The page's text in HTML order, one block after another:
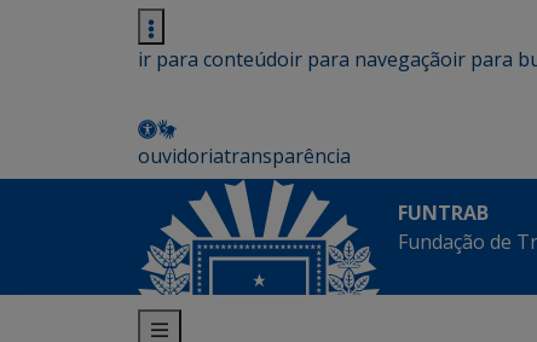
ir para conteúdoir para navegaçãoir para
ouvidoriatransparência
FUNTRAB
Fundação de